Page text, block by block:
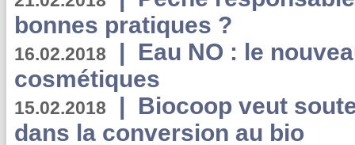
bonnes pratiques ?
16.02.2018 | Eau NO : le
cosmétiques
15.02.2018 | Biocoop veut
dans la conversion au bio